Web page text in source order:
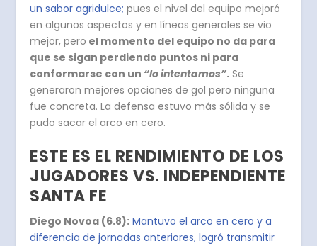
un sabor agridulce; pues el nivel del equipo mejoró
en algunos aspectos y en líneas generales se vio
mejor, pero el momento del equipo no da para
que se sigan perdiendo puntos ni para
conformarse con un “lo intentamos”. Se
generaron mejores opciones de gol pero ninguna
fue concreta. La defensa estuvo más sólida y se
pudo sacar el arco en cero.
ESTE ES EL RENDIMIENTO DE LOS
JUGADORES VS. INDEPENDIENTE
SANTA FE
Diego Novoa (6.8): Mantuvo el arco en cero y a
diferencia de jornadas anteriores, logró transmitir